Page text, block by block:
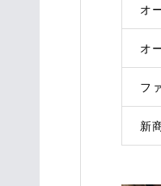
オ
オ
フ
新